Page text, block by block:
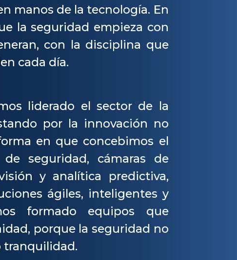
manos de la tecnología. En
la seguridad empieza con
con la disciplina que
cada día.
liderado el sector de la
por la innovación no
en que concebimos el
seguridad, cámaras de
y analítica predictiva,
ágiles, inteligentes y
formado equipos que
porque la seguridad no
tranquilidad.